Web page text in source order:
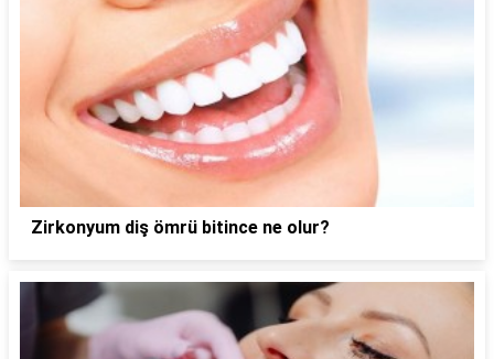
Zirkonyum diş ömrü bitince ne olur?